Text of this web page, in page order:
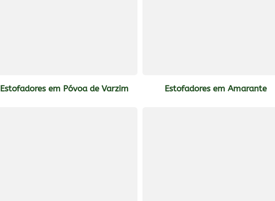
Estofadores em Póvoa de Varzim Estofadores em Amarante